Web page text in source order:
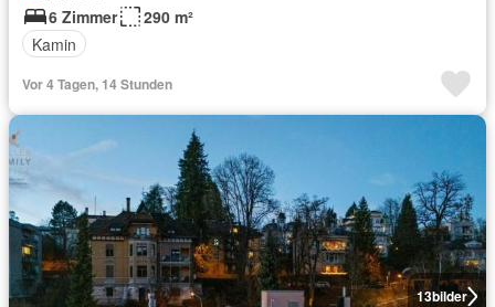
6 Zimmer
290 m²
Kamin
Vor 4 Tagen, 14 Stunden
13bilder